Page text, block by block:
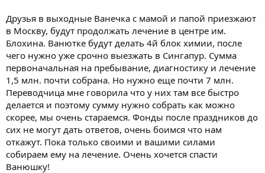
Друзья в выходные Ванечка с мамой и папой приезжают
в Москву, будут продолжать лечение в центре им.
Блохина. Ванютке будут делать 4й блок химии, после
чего нужно уже срочно выезжать в Сингапур. Сумма
первоначальная на пребывание, диагностику и лечение
1,5 млн. почти собрана. Но нужно еще почти 7 млн.
Переводчица мне говорила что у них там все быстро
делается и поэтому сумму нужно собрать как можно
скорее, мы очень стараемся. Фонды после праздников до
сих не могут дать ответов, очень боимся что нам
откажут. Пока только своими и вашими силами
собираем ему на лечение. Очень хочется спасти
Ванюшку!